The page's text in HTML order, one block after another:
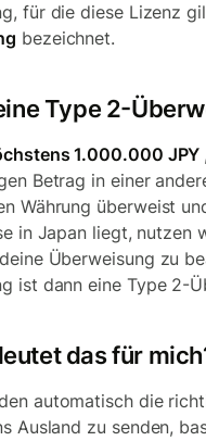
für die diese Lizenz
bezeichnet.
Type 2-
1.000.000 JPY ,
Betrag in einer
Währung überweist
in Japan liegt, nutzen
Überweisung zu
ist dann eine Type 2-
das für
automatisch die
Ausland zu senden,